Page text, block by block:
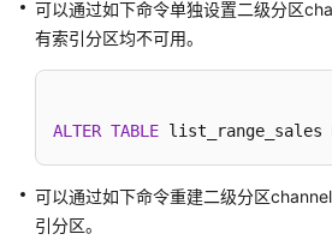
视
助
特
性
指
可以通过如下命令单独设置二级分区
有索引分区均不可用。
ALTER TABLE list_range_sales
可以通过如下命令重建二级分区
引分区。